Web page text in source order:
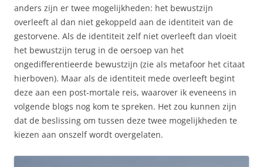
anders zijn er twee mogelijkheden: het bewustzijn
overleeft al dan niet gekoppeld aan de identiteit van de
gestorvene. Als de identiteit zelf niet overleeft dan vloeit
het bewustzijn terug in de oersoep van het
ongedifferentieerde bewustzijn (zie als metafoor het citaat
hierboven). Maar als de identiteit mede overleeft begint
deze aan een post-mortale reis, waarover ik eveneens in
volgende blogs nog kom te spreken. Het zou kunnen zijn
dat de beslissing om tussen deze twee mogelijkheden te
kiezen aan onszelf wordt overgelaten.